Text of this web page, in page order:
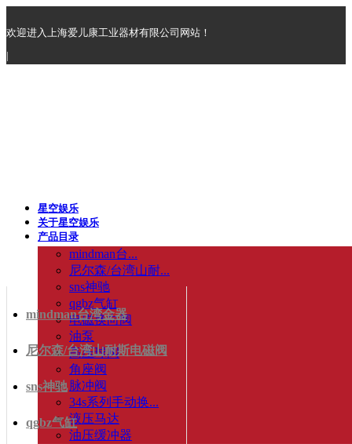
欢迎进入上海爱儿康工业器材有限公司网站！
|
星空娱乐
关于星空娱乐
产品目录
mindman台...
尼尔森/台湾山耐...
sns神驰
qgbz气缸
电磁换向阀
油泵
高压球阀
角座阀
脉冲阀
34s系列手动换...
液压马达
油压缓冲器
mindman台湾金器
尼尔森/台湾山耐斯电磁阀
sns神驰
qgbz气缸